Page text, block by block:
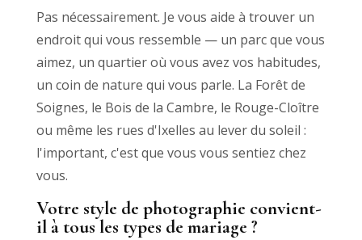
Pas nécessairement. Je vous aide à trouver un
endroit qui vous ressemble — un parc que vous
aimez, un quartier où vous avez vos habitudes,
un coin de nature qui vous parle. La Forêt de
Soignes, le Bois de la Cambre, le Rouge-Cloître
ou même les rues d'Ixelles au lever du soleil :
l'important, c'est que vous vous sentiez chez
vous.
Votre style de photographie convient-
il à tous les types de mariage ?